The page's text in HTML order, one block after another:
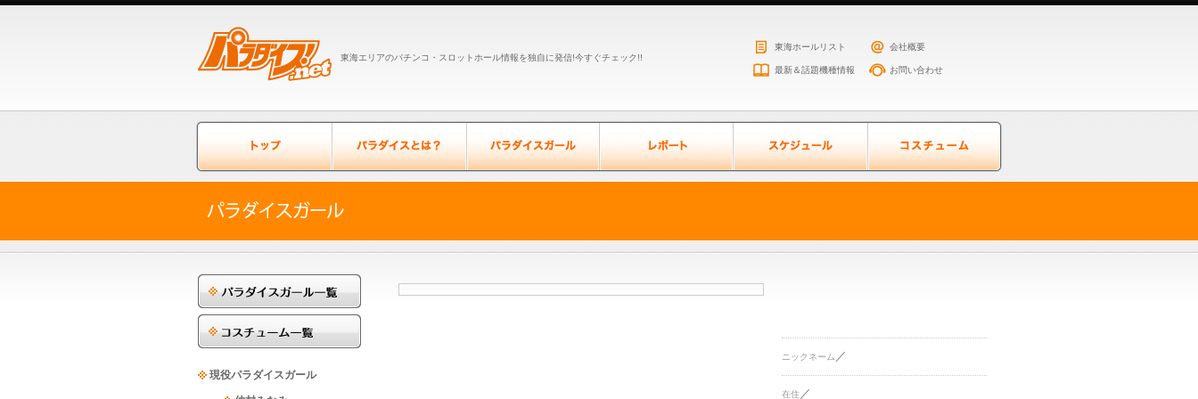
東海エリアのパチンコ・スロットホール情報を独自に発信!今すぐチェック!!
東海ホールリスト 会社概要
最新＆話題機種情報 お問い合わせ
現役パラダイスガール
ニックネーム ／
在住 ／